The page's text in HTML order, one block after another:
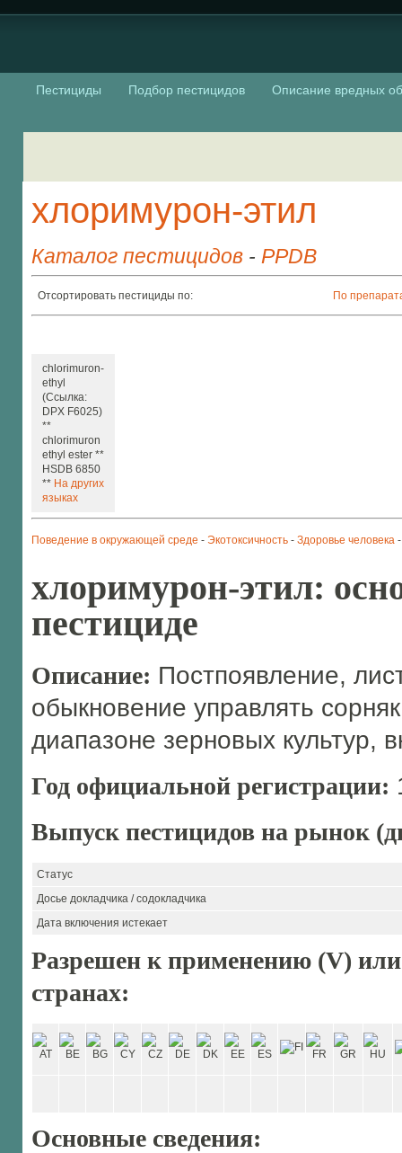
Пестициды Подбор пестицидов Описание вредных
хлоримурон-этил
Каталог пестицидов - PPDB
Отсортировать пестициды по: По
chlorimuron-
ethyl
(Ссылка:
DPX F6025)
**
chlorimuron
ethyl ester **
HSDB 6850
** На других
языках
Поведение в окружающей среде - Экотоксичность - Здоровье человека
хлоримурон-этил:
пестициде
Описание: Постпоявление,
обыкновение управлять
диапазоне зерновых
Год официальной регистрации:
Выпуск пестицидов на рынок
Статус
Досье докладчика / содокладчика
Дата включения истекает
Разрешен к применению (V)
странах:
Основные сведения: